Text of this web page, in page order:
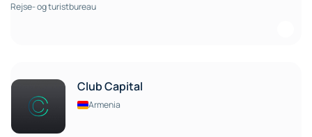
Rejse- og turistbureau
Club Capital
Armenia